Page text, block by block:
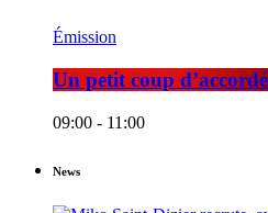
Émission
Un petit coup
09:00 - 11:00
News